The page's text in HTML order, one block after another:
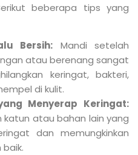
beberapa tips yang
Bersih: Mandi setelah
atau berenang sangat
keringat, bakteri,
di kulit.
Menyerap Keringat:
katun atau bahan lain yang
dan memungkinkan